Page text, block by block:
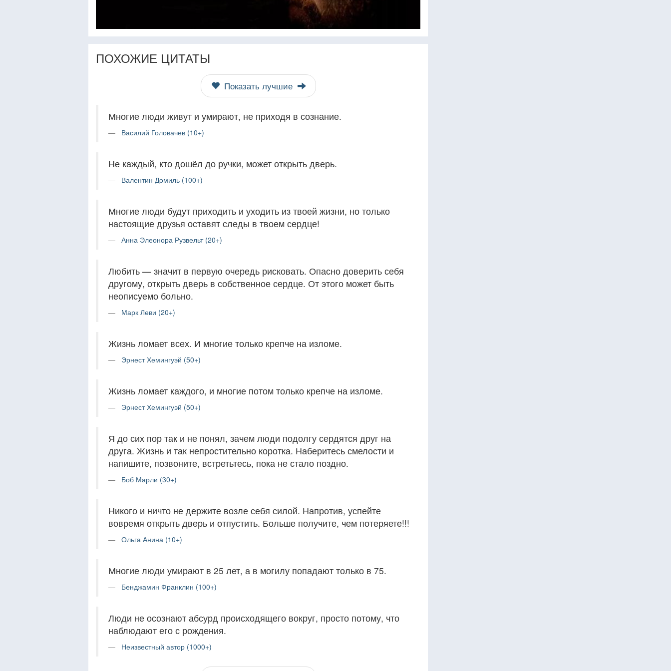
ПОХОЖИЕ ЦИТАТЫ
Показать лучшие
Многие люди живут и умирают, не приходя в сознание.
Василий Головачев (10+)
Не каждый, кто дошёл до ручки, может открыть дверь.
Валентин Домиль (100+)
Многие люди будут приходить и уходить из твоей жизни, но только
настоящие друзья оставят следы в твоем сердце!
Анна Элеонора Рузвельт (20+)
Любить — значит в первую очередь рисковать. Опасно доверить себя
другому, открыть дверь в собственное сердце. От этого может быть
неописуемо больно.
Марк Леви (20+)
Жизнь ломает всех. И многие только крепче на изломе.
Эрнест Хемингуэй (50+)
Жизнь ломает каждого, и многие потом только крепче на изломе.
Эрнест Хемингуэй (50+)
Я до сих пор так и не понял, зачем люди подолгу сердятся друг на
друга. Жизнь и так непростительно коротка. Наберитесь смелости и
напишите, позвоните, встретьтесь, пока не стало поздно.
Боб Марли (30+)
Никого и ничто не держите возле себя силой. Напротив, успейте
вовремя открыть дверь и отпустить. Больше получите, чем потеряете!!!
Ольга Анина (10+)
Многие люди умирают в 25 лет, а в могилу попадают только в 75.
Бенджамин Франклин (100+)
Люди не осознают абсурд происходящего вокруг, просто потому, что
наблюдают его с рождения.
Неизвестный автор (1000+)